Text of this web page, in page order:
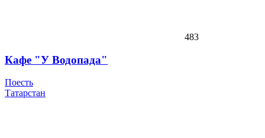
483
Кафе "У Водопада"
Поесть
Татарстан